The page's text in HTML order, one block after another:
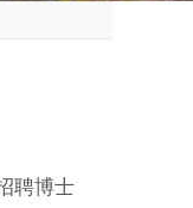
聘博士